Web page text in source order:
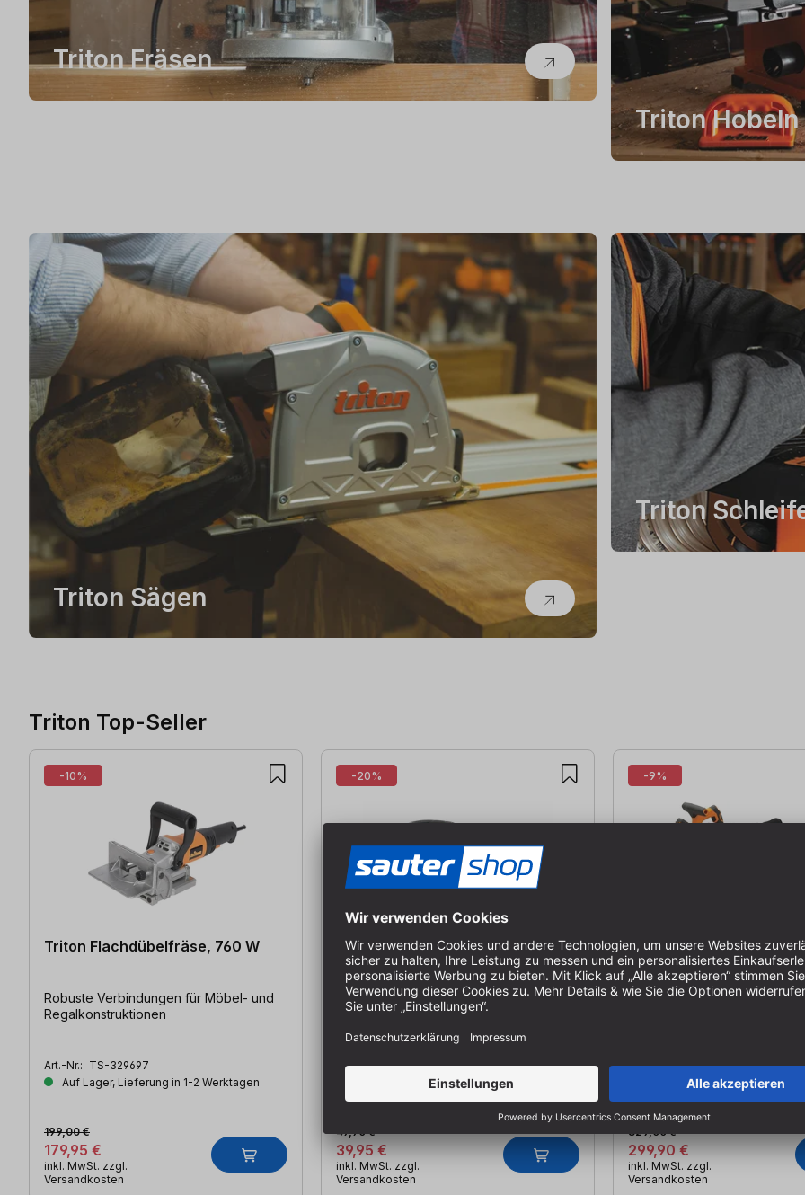
Triton Fräsen
Triton Hobeln
Triton Sägen
Triton
Triton Top-Seller
Produktgalerie überspringen
-10%
Triton Flachdübelfräse, 760 W
Robuste Verbindungen für Möbel- und
Regalkonstruktionen
Art.-Nr.: TS-329697
Auf Lager, Lieferung in 1-2 Werktagen
179,95 €
199,00 €
inkl. MwSt. zzgl.
Versandkosten
-20%
Triton Schwingschleifer
110x100mm, 200 W
Leistungsstarker Schwingschleifer von
Triton | Kraftvoll | Kompakt | Komfortabel
Art.-Nr.: TS-389621
Auf Lager, Lieferung in 1-2 Werktagen
39,95 €
49,90 €
inkl. MwSt. zzgl.
Versandkosten
-9%
Triton Akku-Tauchsäge-
5,0 Ah Akku | Ladegerät | 2x
Art.-Nr.: TS-985836
Auf Lager, Lieferung in 1-2
299,90 €
329,00 €
inkl. MwSt. zzgl.
Versandkosten